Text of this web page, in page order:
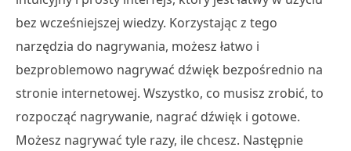
bez wcześniejszej wiedzy. Korzystając z tego
narzędzia do nagrywania, możesz łatwo i
bezproblemowo nagrywać dźwięk bezpośrednio na
stronie internetowej. Wszystko, co musisz zrobić, to
rozpocząć nagrywanie, nagrać dźwięk i gotowe.
Możesz nagrywać tyle razy, ile chcesz. Następnie